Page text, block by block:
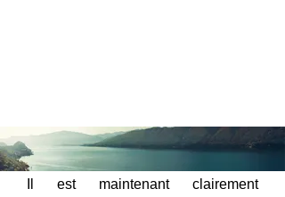
Il est maintenant clairement